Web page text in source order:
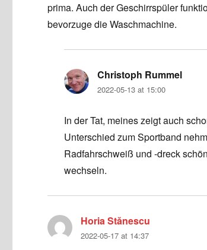
prima. Auch der Geschirrspüler
bevorzuge die Waschmachine.
Christoph Rummel
2022-05-13 at 15:00
In der Tat, meines zeigt auch
Unterschied zum Sportband
Radfahrschweiß und -dreck
wechseln.
Horia Stănescu
2022-05-17 at 14:37